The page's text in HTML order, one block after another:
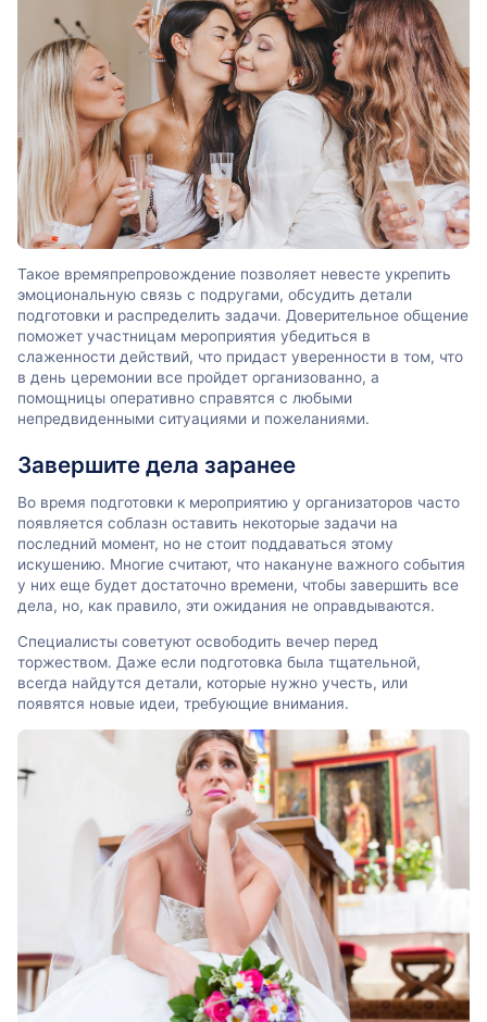
Такое времяпрепровождение позволяет невесте укрепить
эмоциональную связь с подругами, обсудить детали
подготовки и распределить задачи. Доверительное общение
поможет участницам мероприятия убедиться в
слаженности действий, что придаст уверенности в том, что
в день церемонии все пройдет организованно, а
помощницы оперативно справятся с любыми
непредвиденными ситуациями и пожеланиями.
Завершите дела заранее
Во время подготовки к мероприятию у организаторов часто
появляется соблазн оставить некоторые задачи на
последний момент, но не стоит поддаваться этому
искушению. Многие считают, что накануне важного события
у них еще будет достаточно времени, чтобы завершить все
дела, но, как правило, эти ожидания не оправдываются.
Специалисты советуют освободить вечер перед
торжеством. Даже если подготовка была тщательной,
всегда найдутся детали, которые нужно учесть, или
появятся новые идеи, требующие внимания.